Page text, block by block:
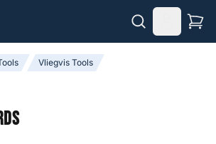
Vliegvis Tools